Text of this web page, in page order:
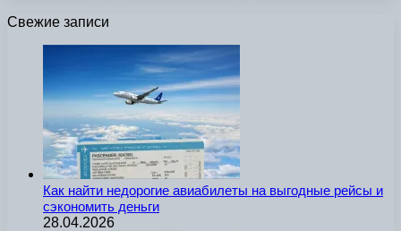
Свежие записи
Как найти недорогие авиабилеты на выгодные рейсы и
сэкономить деньги
28.04.2026